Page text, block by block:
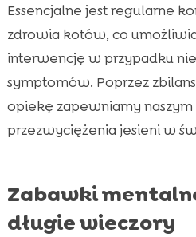
Essencjalne jest regularne
zdrowia kotów, co
interwencję w przypadku
symptomów. Poprzez
opiekę zapewniamy naszym
przezwyciężenia jesieni w
Zabawki
długie wieczory